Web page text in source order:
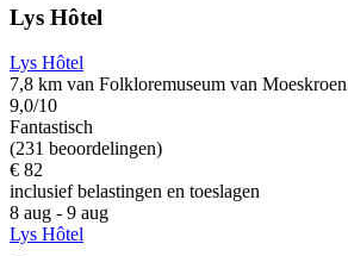
Lys Hôtel
Lys Hôtel
7,8 km van Folkloremuseum van Moeskroen
9,0/10
Fantastisch
(231 beoordelingen)
€ 82
inclusief belastingen en toeslagen
8 aug - 9 aug
Lys Hôtel